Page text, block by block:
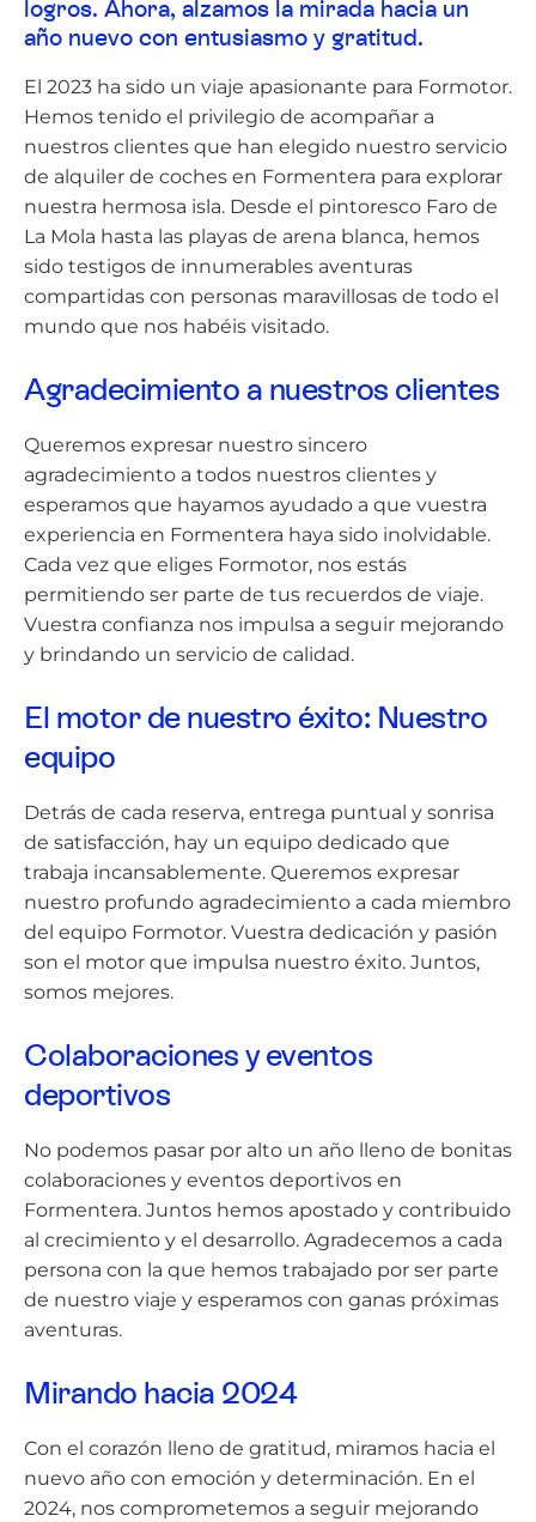
logros. Ahora, alzamos la mirada hacia un
año nuevo con entusiasmo y gratitud.
El 2023 ha sido un viaje apasionante para Formotor.
Hemos tenido el privilegio de acompañar a
nuestros clientes que han elegido nuestro servicio
de alquiler de coches en Formentera para explorar
nuestra hermosa isla. Desde el pintoresco Faro de
La Mola hasta las playas de arena blanca, hemos
sido testigos de innumerables aventuras
compartidas con personas maravillosas de todo el
mundo que nos habéis visitado.
Agradecimiento a nuestros clientes
Queremos expresar nuestro sincero
agradecimiento a todos nuestros clientes y
esperamos que hayamos ayudado a que vuestra
experiencia en Formentera haya sido inolvidable.
Cada vez que eliges Formotor, nos estás
permitiendo ser parte de tus recuerdos de viaje.
Vuestra confianza nos impulsa a seguir mejorando
y brindando un servicio de calidad.
El motor de nuestro éxito: Nuestro
equipo
Detrás de cada reserva, entrega puntual y sonrisa
de satisfacción, hay un equipo dedicado que
trabaja incansablemente. Queremos expresar
nuestro profundo agradecimiento a cada miembro
del equipo Formotor. Vuestra dedicación y pasión
son el motor que impulsa nuestro éxito. Juntos,
somos mejores.
Colaboraciones y eventos
deportivos
No podemos pasar por alto un año lleno de bonitas
colaboraciones y eventos deportivos en
Formentera. Juntos hemos apostado y contribuido
al crecimiento y el desarrollo. Agradecemos a cada
persona con la que hemos trabajado por ser parte
de nuestro viaje y esperamos con ganas próximas
aventuras.
Mirando hacia 2024
Con el corazón lleno de gratitud, miramos hacia el
nuevo año con emoción y determinación. En el
2024, nos comprometemos a seguir mejorando